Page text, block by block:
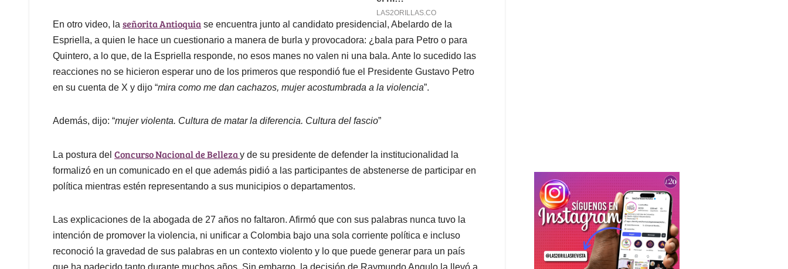
En otro video, la señorita Antioquia se encuentra junto al candidato presidencial, Abelardo de la
Espriella, a quien le hace un cuestionario a manera de burla y provocadora: ¿bala para Petro o para
Quintero, a lo que, de la Espriella responde, no esos manes no valen ni una bala. Ante lo sucedido las
reacciones no se hicieron esperar uno de los primeros que respondió fue el Presidente Gustavo Petro
en su cuenta de X y dijo “mira como me dan cachazos, mujer acostumbrada a la violencia”.
Además, dijo: “mujer violenta. Cultura de matar la diferencia. Cultura del fascio”
La postura del Concurso Nacional de Bellezay de su presidente de defender la institucionalidad la
formalizó en un comunicado en el que además pidió a las participantes de abstenerse de participar en
política mientras estén representando a sus municipios o departamentos.
Las explicaciones de la abogada de 27 años no faltaron. Afirmó que con sus palabras nunca tuvo la
intención de promover la violencia, ni unificar a Colombia bajo una sola corriente política e incluso
reconoció la gravedad de sus palabras en un contexto violento y lo que puede generar para un país
que ha padecido tanto durante muchos años. Sin embargo, la decisión de Raymundo Angulo la llevó a